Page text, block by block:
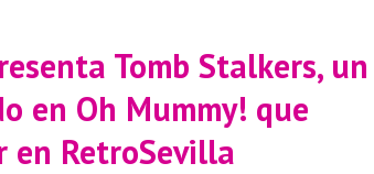
Tomb Stalkers, un
en Oh Mummy! que
en RetroSevilla